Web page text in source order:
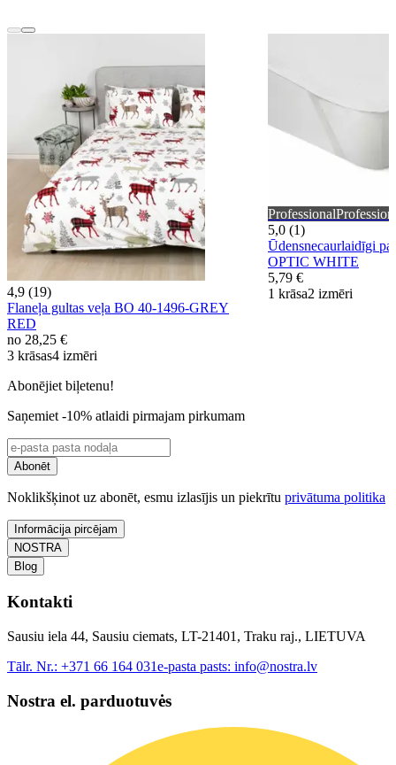
4,9 (19)
Flaneļa gultas veļa BO 40-1496-GREY
RED
no 28,25 €
3 krāsas4 izmēri
Professional
5,0 (1)
Ūdensnecaurlaidīgi
OPTIC WHITE
5,79 €
1 krāsa2 izmēri
Abonējiet biļetenu!
Saņemiet -10% atlaidi pirmajam pirkumam
Abonēt
Noklikšķinot uz abonēt, esmu izlasījis un piekrītu privātuma politika
Informācija pircējam
NOSTRA
Blog
Kontakti
Sausiu iela 44, Sausiu ciemats, LT-21401, Traku raj., LIETUVA
Tālr. Nr.: +371 66 164 031e-pasta pasts: info@nostra.lv
Nostra el. parduotuvės